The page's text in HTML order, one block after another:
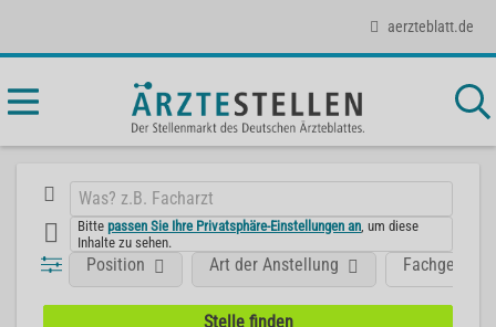
aerzteblatt.de
Bittepassen Sie Ihre Privatsphäre-Einstellungen an , um diese
Inhalte zu sehen.
Position Fachgebiet
Art der Anstellung